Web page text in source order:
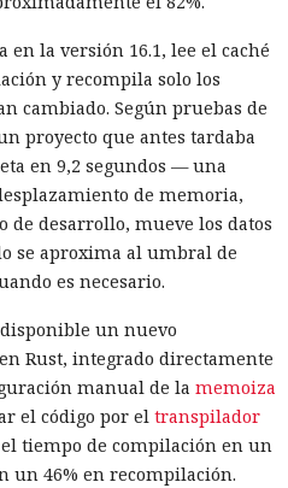
en la versión 16.1, lee el caché
y recompila solo los
cambiado. Según pruebas de
proyecto que antes tardaba
en 9,2 segundos — una
de memoria,
de desarrollo, mueve los datos
se aproxima al umbral de
es necesario.
un nuevo
Rust, integrado directamente
manual de la memoiza
el código por el transpilador
tiempo de compilación en un
un 46% en recompilación.